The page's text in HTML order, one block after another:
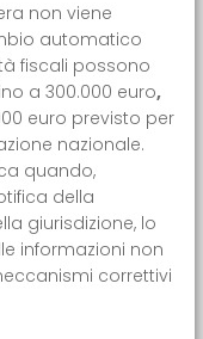
non viene
automatico
fiscali possono
a 300.000 euro,
euro previsto per
nazionale.
quando,
della
giurisdizione, lo
informazioni non
correttivi